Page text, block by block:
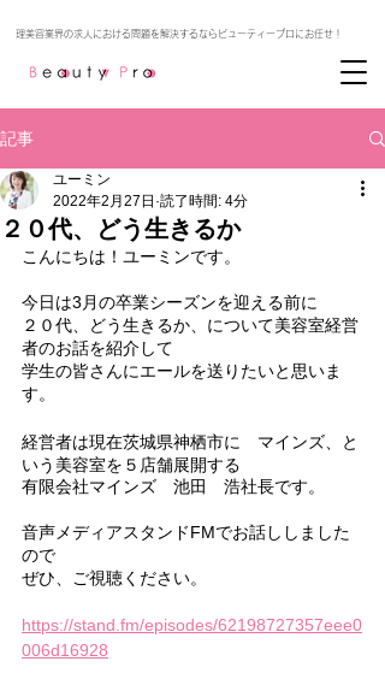
記事
２０代、どう生きるか
ユーミン
2022年2月27日 読了時間: 4分
こんにちは！ユーミンです。
今日は3月の卒業シーズンを迎える前に
２０代、どう生きるか、について美容室経営
者のお話を紹介して
学生の皆さんにエールを送りたいと思いま
す。
経営者は現在茨城県神栖市に　マインズ、と
いう美容室を５店舗展開する
有限会社マインズ　池田　浩社長です。
音声メディアスタンドFMでお話ししました
ので
ぜひ、ご視聴ください。
https://stand.fm/episodes/62198727357eee0
006d16928